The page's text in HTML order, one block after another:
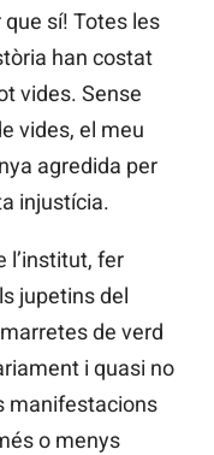
sí! Totes les
han costat
vides. Sense
vides, el meu
agredida per
injustícia.
l’institut, fer
jupetins del
de verd
i quasi no
manifestacions
o menys